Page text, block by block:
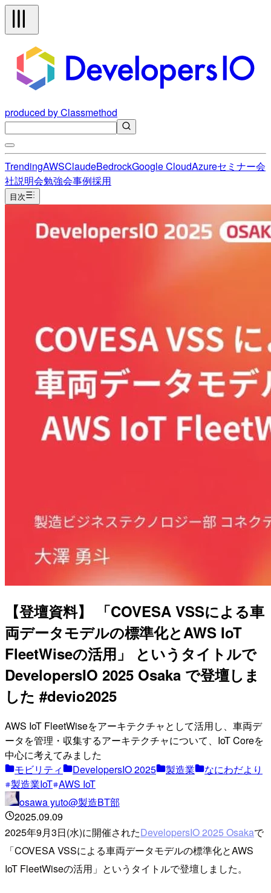
produced by Classmethod
TrendingAWSClaudeBedrockGoogle CloudAzureセミナー会
社説明会勉強会事例採用
目次
【登壇資料】 「COVESA VSSによる車
両データモデルの標準化とAWS IoT
FleetWiseの活用」 というタイトルで
DevelopersIO 2025 Osaka で登壇しま
した #devio2025
AWS IoT FleetWiseをアーキテクチャとして活用し、車両デ
ータを管理・収集するアーキテクチャについて、IoT Coreを
中心に考えてみました
モビリティ
DevelopersIO 2025 製造業
なにわだより
製造業IoT AWS IoT
osawa yuto@製造BT部
2025.09.09
2025年9月3日(水)に開催されたDevelopersIO 2025 Osakaで
「COVESA VSSによる車両データモデルの標準化とAWS
IoT FleetWiseの活用」というタイトルで登壇しました。